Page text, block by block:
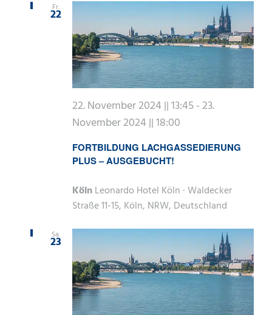
Fr.
22
FORTBILDUNG LACHGASSEDIERUNG
PLUS – AUSGEBUCHT!
22. November 2024 || 13:45-23.
November 2024 || 18:00
KölnLeonardo Hotel Köln · Waldecker
Straße 11-15, Köln, NRW, Deutschland
Sa.
23